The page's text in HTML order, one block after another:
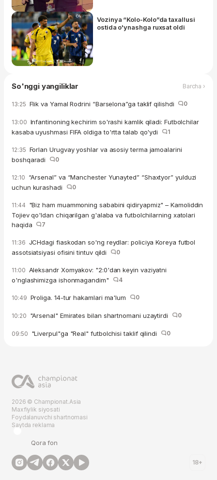
Vozinya “Kolo-Kolo”da taxallusi
ostida o'ynashga ruxsat oldi
So'nggi yangiliklar Barcha ›
13:25 Flik va Yamal Rodrini “Barselona”ga taklif qilishdi 0
13:00 Infantinoning kechirim so'rashi kamlik qiladi: Futbolchilar
kasaba uyushmasi FIFA oldiga to'rtta talab qo'ydi
1
12:35 Forlan Urugvay yoshlar va asosiy terma jamoalarini
boshqaradi
0
12:10 “Arsenal” va “Manchester Yunayted” “Shaxtyor” yulduzi
uchun kurashadi
0
11:44 "Biz ham muammoning sababini qidiryapmiz" – Kamoliddin
Tojiev qo'ldan chiqarilgan g'alaba va futbolchilarning xatolari
haqida
7
11:36 JCHdagi fiaskodan so'ng reydlar: policiya Koreya futbol
assotsiatsiyasi ofisini tintuv qildi
0
11:00 Aleksandr Xomyakov: "2:0'dan keyin vaziyatni
o'nglashimizga ishonmagandim"
4
10:49 Proliga. 14-tur hakamlari ma'lum 0
10:20 "Arsenal" Emirates bilan shartnomani uzaytirdi 0
09:50 "Liverpul"ga "Real" futbolchisi taklif qilindi 0
2026 © Championat.Asia
Maxfiylik siyosati
Foydalanuvchi shartnomasi
Saytda reklama
Qora fon
18+